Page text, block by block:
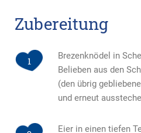
Zubereitung
1
Brezenknödel in
Belieben aus den
(den übrig
und erneut
Eier in einen tiefen